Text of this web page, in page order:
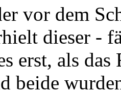
vor dem
dieser -
erst, als
beide